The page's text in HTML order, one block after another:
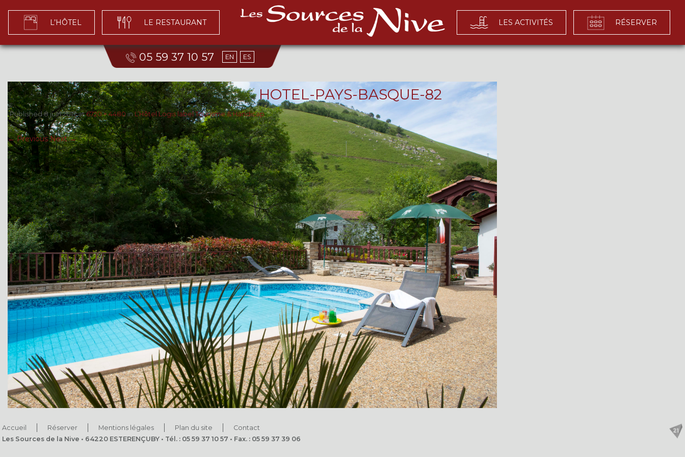
L’HÔTEL LE RESTAURANT LES ACTIVITÉS RÉSERVER
05 59 37 10 57 EN ES
HOTEL-PAYS-BASQUE-82
Published8 juin 2017at6720 × 4480 inL’Hôtel Logis label Tourisme & Handicap.
← Previous Next →
Accueil Réserver Mentions légales Plan du site
Contact
Les Sources de la Nive • 64220 ESTERENÇUBY • Tél. : 05 59 37 10 57 • Fax. : 05 59 37 39 06